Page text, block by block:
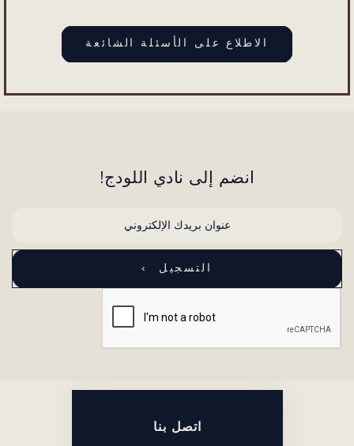
الاطلاع على الأسئلة الشائعة
انضم إلى نادي اللودج!
اتصل بنا